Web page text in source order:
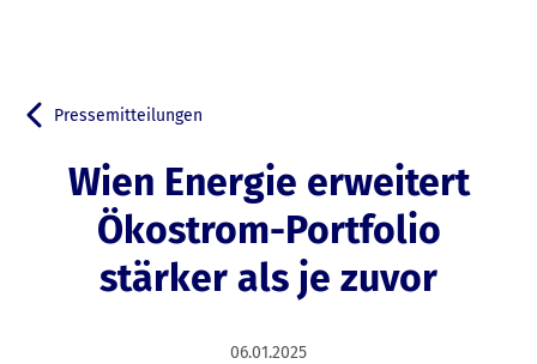
Zurück zu
Pressemitteilungen
Wien Energie erweitert
Ökostrom-Portfolio
stärker als je zuvor
06.01.2025